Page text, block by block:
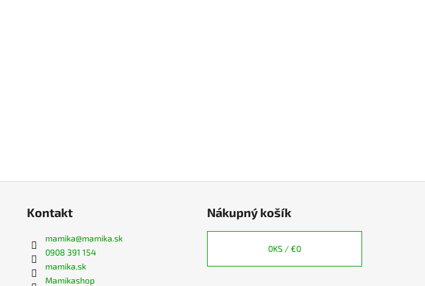
Kontakt
mamika@mamika.sk
0908 391 154
mamika.sk
Mamikashop
Nákupný košík
0KS /€0